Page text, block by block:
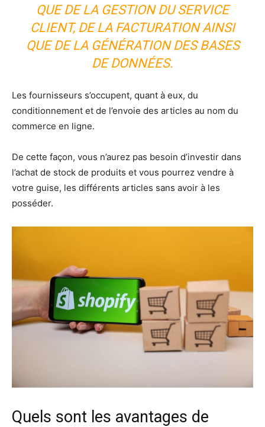
QUE DE LA GESTION DU SERVICE
CLIENT, DE LA FACTURATION AINSI
QUE DE LA GÉNÉRATION DES BASES
DE DONNÉES.
Les fournisseurs s’occupent, quant à eux, du
conditionnement et de l’envoie des articles au nom du
commerce en ligne.
De cette façon, vous n’aurez pas besoin d’investir dans
l’achat de stock de produits et vous pourrez vendre à
votre guise, les différents articles sans avoir à les
posséder.
Quels sont les avantages de